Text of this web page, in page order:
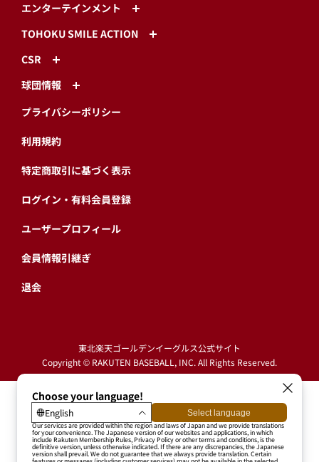
エンターテインメント
TOHOKU SMILE ACTION
CSR
球団情報
プライバシーポリシー
利用規約
特定商取引に基づく表示
ログイン・有料会員登録
ユーザープロフィール
会員情報引継ぎ
退会
東北楽天ゴールデンイーグルス公式サイト
Copyright © RAKUTEN BASEBALL, INC. All Rights Reserved.